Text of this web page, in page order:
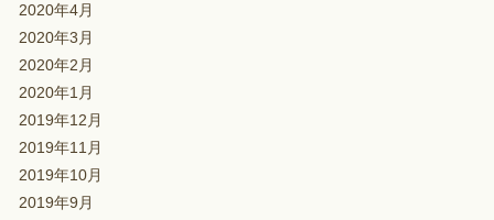
2020年4月
2020年3月
2020年2月
2020年1月
2019年12月
2019年11月
2019年10月
2019年9月